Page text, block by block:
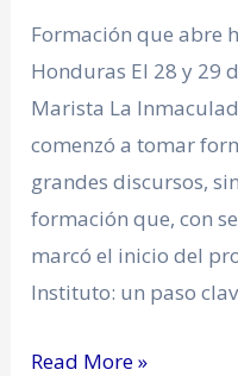
Formación que abre
Honduras El 28 y 29
Marista La
comenzó a tomar
grandes discursos,
formación que, con
marcó el inicio del
Instituto: un paso
Read More »